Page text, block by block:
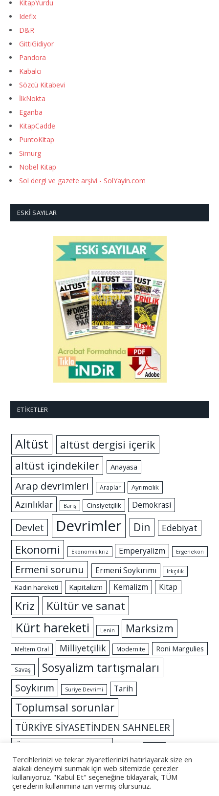
KitapYurdu
Idefix
D&R
GittiGidiyor
Pandora
Kabalcı
Sözcü Kitabevi
İlkNokta
Eganba
KitapCadde
PuntoKitap
Simurg
Nobel Kitap
Sol dergi ve gazete arşivi - SolYayin.com
ESKI SAYILAR
ETIKETLER
Altüst
altüst dergisi içerik
altüst içindekiler
Anayasa
Arap devrimleri Araplar Ayrımcılık
Azınlıklar Barış Cinsiyetçilik Demokrasi
Devlet Devrimler Din Edebiyat
Ekonomi Ekonomik kriz Emperyalizm Ergenekon
Ermeni sorunu Ermeni Soykırımı Irkçılık
Kadın hareketi Kapitalizm Kemalizm Kitap
Kriz Kültür ve sanat
Kürt hareketi Lenin Marksizm
Meltem Oral Milliyetçilik Modernite Roni Margulies
Savaş Sosyalizm tartışmaları
Soykırım Suriye Devrimi Tarih
Toplumsal sorunlar
TÜRKİYE SİYASETİNDEN SAHNELER
Özgürlük mücadelesi
© 2026 - Altüst
Tercihlerinizi ve tekrar ziyaretlerinizi hatırlayarak size en
alakalı deneyimi sunmak için web sitemizde çerezler
kullanıyoruz. "Kabul Et" seçeneğine tıklayarak, TÜM
çerezlerin kullanımına izin vermiş olursunuz.